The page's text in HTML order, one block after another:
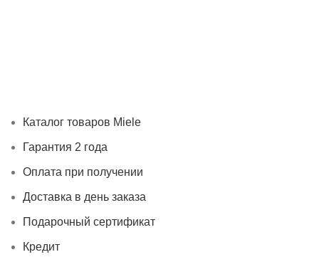
Каталог товаров Miele
Гарантия 2 года
Оплата при получении
Доставка в день заказа
Подарочный сертификат
Кредит